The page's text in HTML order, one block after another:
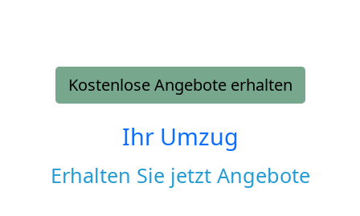
Kostenlose Angebote erhalten
Ihr Umzug
Erhalten Sie jetzt Angebote